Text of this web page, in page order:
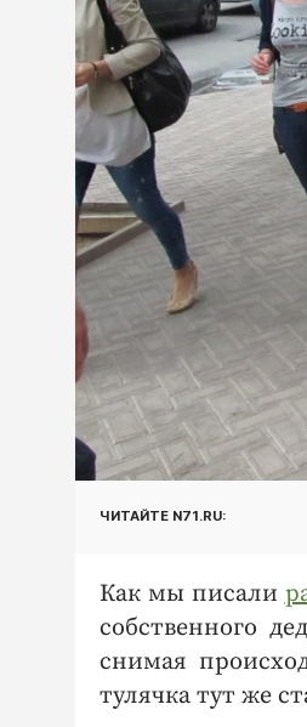
ЧИТАЙТЕ N71.RU:
Как мы писали
собственного
снимая
тулячка тут же